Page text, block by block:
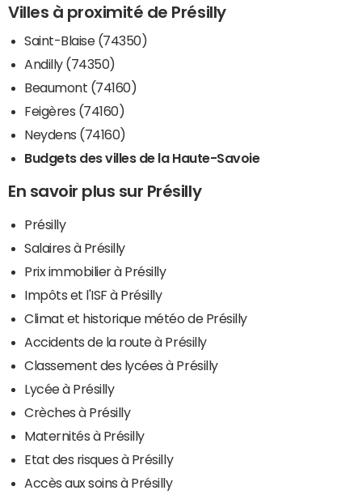
Villes à proximité de Présilly
Saint-Blaise (74350)
Andilly (74350)
Beaumont (74160)
Feigères (74160)
Neydens (74160)
Budgets des villes de la Haute-Savoie
En savoir plus sur Présilly
Présilly
Salaires à Présilly
Prix immobilier à Présilly
Impôts et l'ISF à Présilly
Climat et historique météo de Présilly
Accidents de la route à Présilly
Classement des lycées à Présilly
Lycée à Présilly
Crèches à Présilly
Maternités à Présilly
Etat des risques à Présilly
Accès aux soins à Présilly